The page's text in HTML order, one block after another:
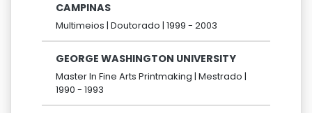
CAMPINAS
Multimeios | Doutorado | 1999 - 2003
GEORGE WASHINGTON UNIVERSITY
Master In Fine Arts Printmaking | Mestrado |
1990 - 1993